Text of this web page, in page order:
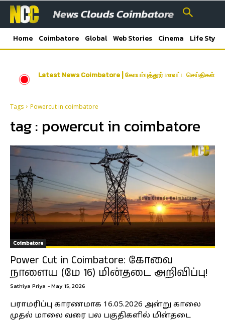
Home Coimbatore Global Web Stories Cinema Life Style
Latest News Coimbatore | கோயம்புத்தூர் மாவட்ட செய்திகள்
Tags Powercut in coimbatore
tag : powercut in coimbatore
Coimbatore
Power Cut in Coimbatore: கோவை
நாளைய (மே 16) மின்தடை அறிவிப்பு!
Sathiya Priya -May 15, 2026
பராமரிப்பு காரணமாக 16.05.2026 அன்று காலை
முதல் மாலை வரை பல பகுதிகளில் மின்தடை